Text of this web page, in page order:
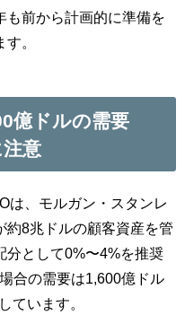
も前から計画的に準備を
。
億ドルの需要
意
は、モルガン・スタンレ
約8兆ドルの顧客資産を管
分として0%〜4%を推奨
合の需要は1,600億ドル
ています。